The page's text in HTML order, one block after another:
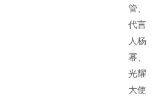
管、
代言
人杨
幂、
光耀
大使